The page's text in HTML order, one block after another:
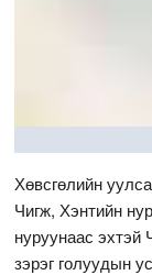
Хөвсгөлийн
Чигж, Хэнтийн
нуруунаас эхтэй
зэрэг голуудын